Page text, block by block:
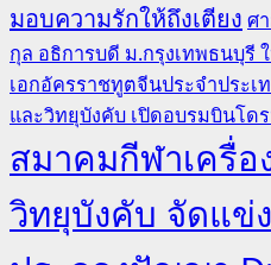
มอบความรักให้ถึงเตียง ศ
กุล อธิการบดี ม.กรุงเทพธนบุรี
เอกอัครราชทูตจีนประจำประเ
และวิทยุบังคับ เปิดอบรมบินโด
สมาคมกีฬาเครื่อ
วิทยุบังคับ จัดแ